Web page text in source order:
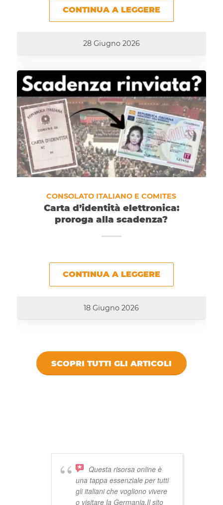
CONTINUA A LEGGERE
28 Giugno 2026
CONSOLATO ITALIANO E COMITES
Carta d’identità elettronica:
proroga alla scadenza?
CONTINUA A LEGGERE
18 Giugno 2026
SCOPRI TUTTI GLI ARTICOLI
Questa risorsa online è
una tappa essenziale per tutti
gli italiani che vogliono vivere
o visitare la Germania.Il sito